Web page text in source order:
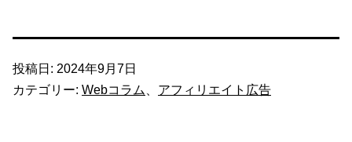
投稿日: 2024年9月7日
カテゴリー: Webコラム アフィリエイト広告